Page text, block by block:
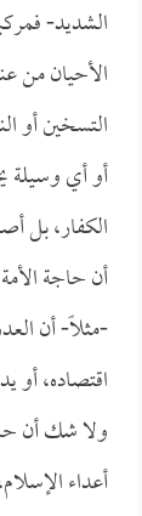
الشديد-
الأحيان من
التسخين أو
أو أي وسيلة
الكفار، بل
أن حاجة
-مثلاً- أن
اقتصاده، أو
ولا شك أن
أعداء